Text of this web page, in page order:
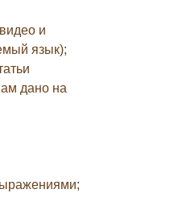
и
язык);
дано на